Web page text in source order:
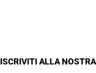
ISCRIVITI ALLA